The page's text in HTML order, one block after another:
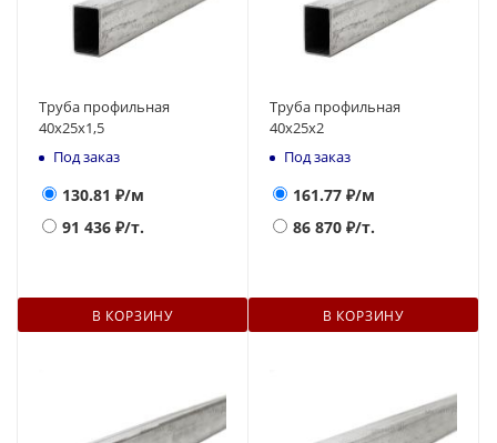
Труба профильная
40х25х1,5
Под заказ
130.81 ₽/м
91 436 ₽/т.
В КОРЗИНУ
Труба профильная
40х25х2
Под заказ
161.77 ₽/м
86 870 ₽/т.
В КОРЗИНУ